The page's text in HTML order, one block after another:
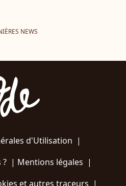
NEWS
d'Utilisation |
| Mentions légales |
et autres traceurs |